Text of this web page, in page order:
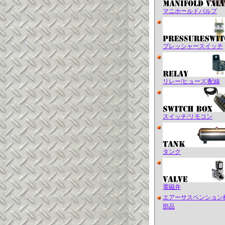
マニホールドバルブ
プレッシャースイッチ
リレー/ヒューズ/配線
スイッチ/リモコン
タンク
電磁弁
エアーサスペンション
部品